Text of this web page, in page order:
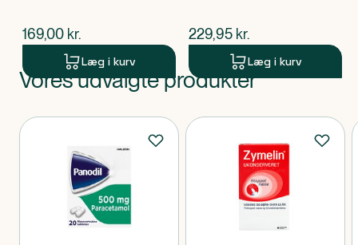
$nuværende pris
169,00 kr.
Læg i kurv
$nuværende pris
229,95 kr.
Læg i kurv
Produkt 1 af 0
Vores udvalgte produkter
Produkter